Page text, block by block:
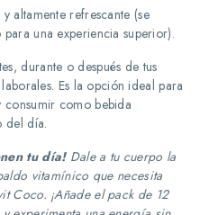
altamente refrescante (se
una experiencia superior).
durante o después de tus
Es la opción ideal para
como bebida
del día.
tu día!Dale a tu cuerpo la
vitamínico que necesita
Coco. ¡Añade el pack de 12